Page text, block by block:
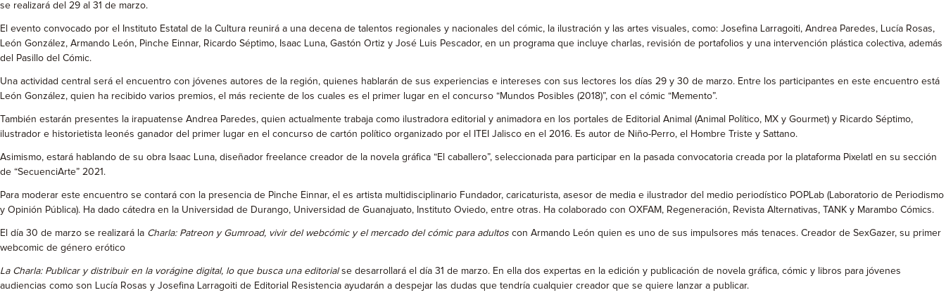
se realizará del 29 al 31 de marzo.
El evento convocado por el Instituto Estatal de la Cultura reunirá a una decena de talentos regionales y nacionales del cómic, la ilustración y las artes visuales, como: Josefina Larragoiti, Andrea Paredes, Lucía Rosas,
León González, Armando León, Pinche Einnar, Ricardo Séptimo, Isaac Luna, Gastón Ortiz y José Luis Pescador, en un programa que incluye charlas, revisión de portafolios y una intervención plástica colectiva, además
del Pasillo del Cómic.
Una actividad central será el encuentro con jóvenes autores de la región, quienes hablarán de sus experiencias e intereses con sus lectores los días 29 y 30 de marzo. Entre los participantes en este encuentro está
León González, quien ha recibido varios premios, el más reciente de los cuales es el primer lugar en el concurso “Mundos Posibles (2018)”, con el cómic “Memento”.
También estarán presentes la irapuatense Andrea Paredes, quien actualmente trabaja como ilustradora editorial y animadora en los portales de Editorial Animal (Animal Político, MX y Gourmet) y Ricardo Séptimo,
ilustrador e historietista leonés ganador del primer lugar en el concurso de cartón político organizado por el ITEI Jalisco en el 2016. Es autor de Niño-Perro, el Hombre Triste y Sattano.
Asimismo, estará hablando de su obra Isaac Luna, diseñador freelance creador de la novela gráfica “El caballero”, seleccionada para participar en la pasada convocatoria creada por la plataforma Pixelatl en su sección
de “SecuenciArte” 2021.
Para moderar este encuentro se contará con la presencia de Pinche Einnar, el es artista multidisciplinario Fundador, caricaturista, asesor de media e ilustrador del medio periodístico POPLab (Laboratorio de Periodismo
y Opinión Pública). Ha dado cátedra en la Universidad de Durango, Universidad de Guanajuato, Instituto Oviedo, entre otras. Ha colaborado con OXFAM, Regeneración, Revista Alternativas, TANK y Marambo Cómics.
El día 30 de marzo se realizará la Charla: Patreon y Gumroad, vivir del webcómic y el mercado del cómic para adultos con Armando León quien es uno de sus impulsores más tenaces. Creador de SexGazer, su primer
webcomic de género erótico
La Charla: Publicar y distribuir en la vorágine digital, lo que busca una editorialse desarrollará el día 31 de marzo. En ella dos expertas en la edición y publicación de novela gráfica, cómic y libros para jóvenes
audiencias como son Lucía Rosas y Josefina Larragoiti de Editorial Resistencia ayudarán a despejar las dudas que tendría cualquier creador que se quiere lanzar a publicar.